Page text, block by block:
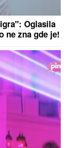
SA TIM"
da živi na
"Postao
za nekoliko
i u koliko